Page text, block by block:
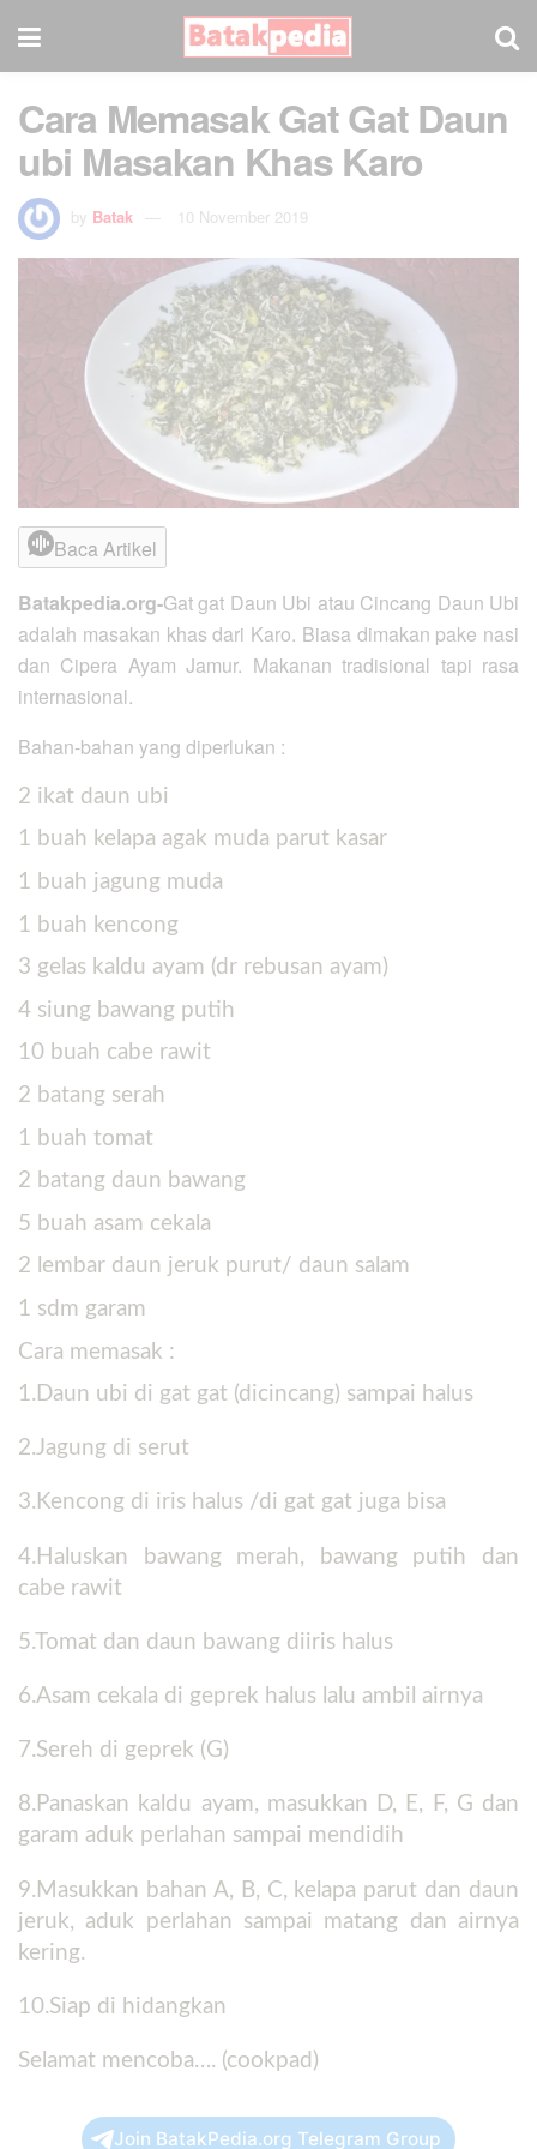
Cara Memasak Gat Gat Daun
ubi Masakan Khas Karo
by Batak 10 November 2019
Baca Artikel
Batakpedia.org-Gat gat Daun Ubi atau Cincang Daun Ubi
adalah masakan khas dari Karo. Biasa dimakan pake nasi
dan Cipera Ayam Jamur. Makanan tradisional tapi rasa
internasional.
Bahan-bahan yang diperlukan :
2 ikat daun ubi
1 buah kelapa agak muda parut kasar
1 buah jagung muda
1 buah kencong
3 gelas kaldu ayam (dr rebusan ayam)
4 siung bawang putih
10 buah cabe rawit
2 batang serah
1 buah tomat
2 batang daun bawang
5 buah asam cekala
2 lembar daun jeruk purut/ daun salam
1 sdm garam
Cara memasak :
1.Daun ubi di gat gat (dicincang) sampai halus
2.Jagung di serut
3.Kencong di iris halus /di gat gat juga bisa
4.Haluskan bawang merah, bawang putih dan
cabe rawit
5.Tomat dan daun bawang diiris halus
6.Asam cekala di geprek halus lalu ambil airnya
7.Sereh di geprek (G)
8.Panaskan kaldu ayam, masukkan D, E, F, G dan
garam aduk perlahan sampai mendidih
9.Masukkan bahan A, B, C, kelapa parut dan daun
jeruk, aduk perlahan sampai matang dan airnya
kering.
10.Siap di hidangkan
Selamat mencoba…. (cookpad)
Join BatakPedia.org Telegram Group